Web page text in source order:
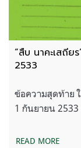
“สืบ นาคะเสถี
2533
ข้อความสุดท้าย
1 กันยายน
READ MORE